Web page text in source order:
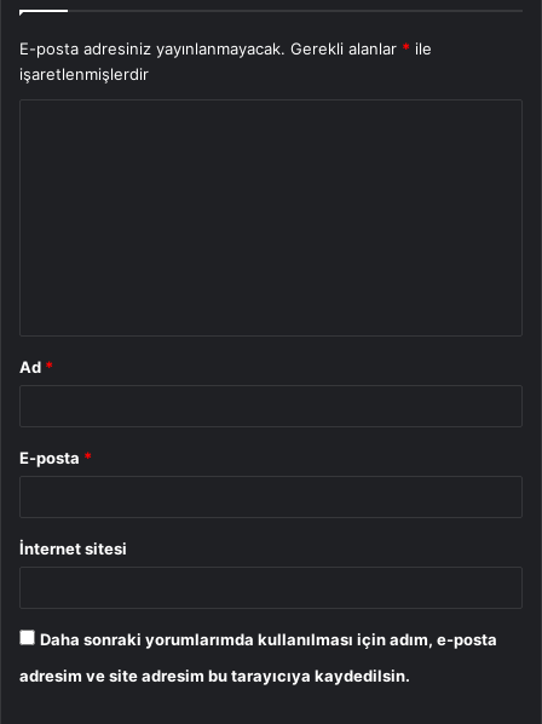
E-posta adresiniz yayınlanmayacak. Gerekli alanlar * ile
işaretlenmişlerdir
Ad *
E-posta *
İnternet sitesi
Daha sonraki yorumlarımda kullanılması için adım, e-posta
adresim ve site adresim bu tarayıcıya kaydedilsin.